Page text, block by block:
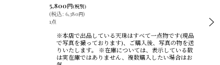
5,800円(税別)
(税込: 6,380円)
1点
※本店で出品している天珠はすべて一点物です(現品
で写真を撮っております)、ご購入後、写真の物を送
りいたします。 ※在庫については、表示している数
は実在庫ではありません、複数購入したい場合はお